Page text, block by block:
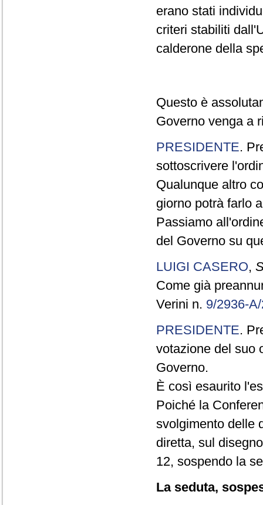
erano stati
criteri stabiliti
calderone della
Questo è
Governo venga a
PRESIDENTE.
sottoscrivere
Qualunque altro
giorno potrà farlo
Passiamo
del Governo su
LUIGI CASERO,
Come già
Verini n. 9/2936-
PRESIDENTE.
votazione del suo
Governo.
È così esaurito
Poiché la
svolgimento delle
diretta, sul
12, sospendo la
La seduta,